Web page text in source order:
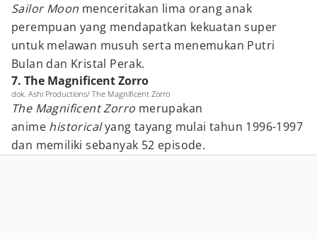
Sailor Moon menceritakan lima orang anak
perempuan yang mendapatkan kekuatan super
untuk melawan musuh serta menemukan Putri
Bulan dan Kristal Perak.
7. The Magnificent Zorro
dok. Ashi Productions/ The Magnificent Zorro
The Magnificent Zorro merupakan
anime historicalyang tayang mulai tahun 1996-1997
dan memiliki sebanyak 52 episode.